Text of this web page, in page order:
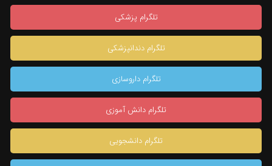
تلگرام پزشکی
تلگرام دندانپزشکی
تلگرام داروسازی
تلگرام دانش آموزی
تلگرام دانشجویی